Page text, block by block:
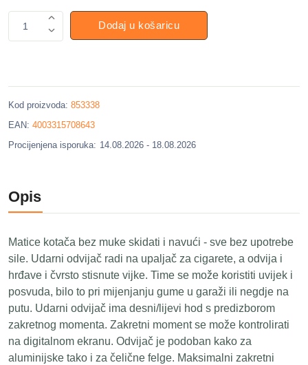
1 Dodaj u košaricu
Kod proizvoda: 853338
EAN: 4003315708643
Procijenjena isporuka: 14.08.2026 - 18.08.2026
Opis
Matice kotača bez muke skidati i navući - sve bez upotrebe
sile. Udarni odvijač radi na upaljač za cigarete, a odvija i
hrđave i čvrsto stisnute vijke. Time se može koristiti uvijek i
posvuda, bilo to pri mijenjanju gume u garaži ili negdje na
putu. Udarni odvijač ima desni/lijevi hod s predizborom
zakretnog momenta. Zakretni moment se može kontrolirati
na digitalnom ekranu. Odvijač je podoban kako za
aluminijske tako i za čelične felge. Maksimalni zakretni